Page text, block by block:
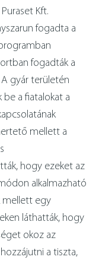
Kft.
fogadta a
fogadták a
gyár területén
a fiatalokat a
mellett a
hogy ezeket az
alkalmazható
mellett egy
láthatták, hogy
okoz az
a tiszta,